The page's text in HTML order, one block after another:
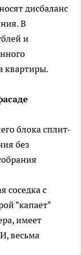
дисбаланс
В
и
квартиры.
блока сплит-
без
соседка с
"капает"
имеет
весьма